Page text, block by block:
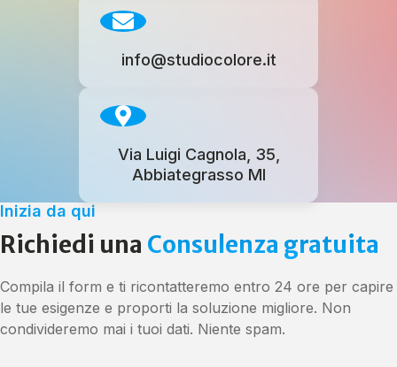
info@studiocolore.it
Via Luigi Cagnola, 35,
Abbiategrasso MI
Inizia da qui
Richiedi una Consulenza gratuita
Compila il form e ti ricontatteremo entro 24 ore per capire
le tue esigenze e proporti la soluzione migliore. Non
condivideremo mai i tuoi dati. Niente spam.